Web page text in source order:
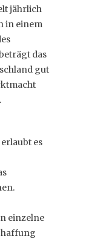
jährlich
in einem
das
gut
es
einzelne